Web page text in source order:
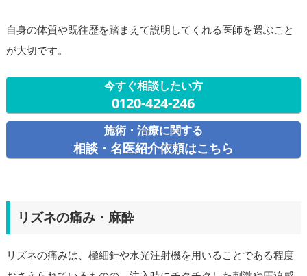
自身の体質や既往歴を踏まえて説明してくれる医師を選ぶこと
が大切です。
今すぐ相談したい方
0120-424-246
施術・治療に関する
相談・名医紹介依頼はこちら
リズネの痛み・麻酔
リズネの痛みは、極細針や水光注射機を用いることである程度